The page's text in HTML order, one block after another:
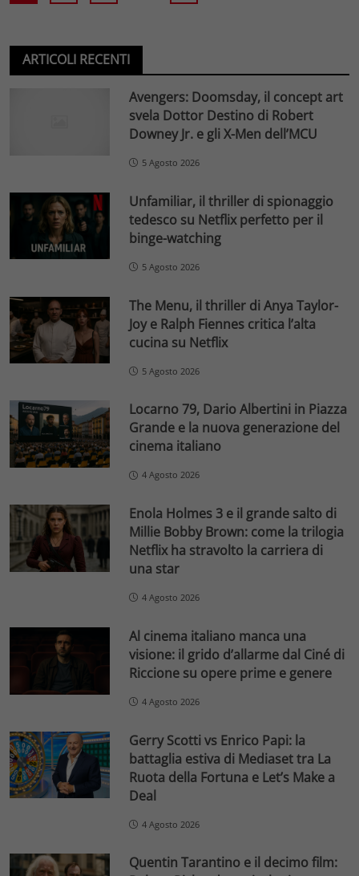
ARTICOLI RECENTI
Avengers: Doomsday, il concept art
svela Dottor Destino di Robert
Downey Jr. e gli X-Men dell’MCU
5 Agosto 2026
Unfamiliar, il thriller di spionaggio
tedesco su Netflix perfetto per il
binge-watching
5 Agosto 2026
The Menu, il thriller di Anya Taylor-
Joy e Ralph Fiennes critica l’alta
cucina su Netflix
5 Agosto 2026
Locarno 79, Dario Albertini in Piazza
Grande e la nuova generazione del
cinema italiano
4 Agosto 2026
Enola Holmes 3 e il grande salto di
Millie Bobby Brown: come la trilogia
Netflix ha stravolto la carriera di
una star
4 Agosto 2026
Al cinema italiano manca una
visione: il grido d’allarme dal Ciné di
Riccione su opere prime e genere
4 Agosto 2026
Gerry Scotti vs Enrico Papi: la
battaglia estiva di Mediaset tra La
Ruota della Fortuna e Let’s Make a
Deal
4 Agosto 2026
Quentin Tarantino e il decimo film: